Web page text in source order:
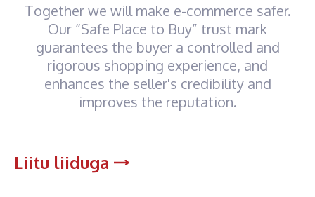
Together we will make e-commerce safer.
Our “Safe Place to Buy” trust mark
guarantees the buyer a controlled and
rigorous shopping experience, and
enhances the seller's credibility and
improves the reputation.
Liitu liiduga